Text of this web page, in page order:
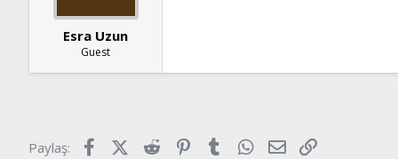
Esra Uzun
Guest
Paylaş: FacebookX (Twitter)
Reddit PinterestTumblrWhatsApp
E-posta